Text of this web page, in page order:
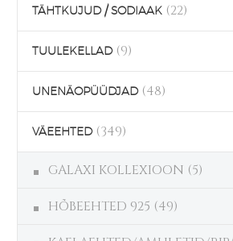
TÄHTKUJUD / SODIAAK (22)
TUULEKELLAD (9)
UNENÄOPÜÜDJAD (48)
VÄEEHTED (349)
GALAXI KOLLEXIOON (5)
HÕBEEHTED 925 (49)